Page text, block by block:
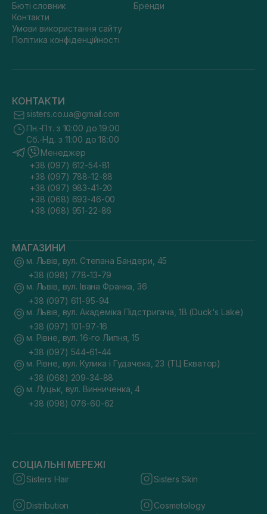
Бюті словник
Контакти
Умови використання сайту
Політика конфіденційності
Бренди
КОНТАКТИ
sisters.co.ua@gmail.com
Пн.-Пт. з 10:00 до 19:00
Сб.-Нд. з 11:00 до 18:00
Менеджер
+38 (097) 612-54-81
+38 (097) 788-12-88
+38 (097) 983-41-20
+38 (068) 693-46-00
+38 (068) 951-22-86
МАГАЗИНИ
м. Львів, вул. Степана Бандери, 45
+38 (098) 778-13-79
м. Львів, вул. Івана Франка, 36
+38 (097) 611-95-94
м. Львів, вул. Академіка Підстригача, 1В (Duck's Lake)
+38 (097) 101-97-16
м. Рівне, вул. 16-го Липня, 15
+38 (097) 544-61-44
м. Рівне, вул. Кулика і Гудачека, 23 (ТЦ Екватор)
+38 (068) 209-34-88
м. Луцьк, вул. Винниченка, 4
+38 (098) 076-60-62
СОЦІАЛЬНІ МЕРЕЖІ
Sisters Hair Sisters Skin
Distribution Cosmetology